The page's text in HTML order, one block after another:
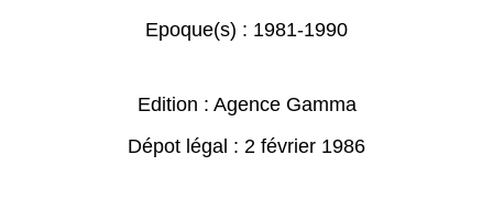
Epoque(s) : 1981-1990
Edition : Agence Gamma
Dépot légal : 2 février 1986